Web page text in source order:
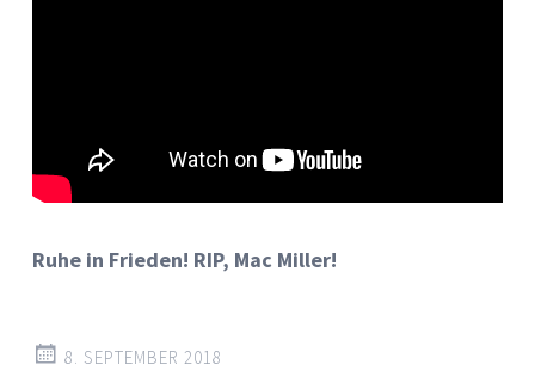
Ruhe in Frieden! RIP, Mac Miller!
8. SEPTEMBER 2018